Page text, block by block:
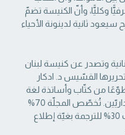
وكليًّا، وأنّ الكنيسة تضمّ
ثانية لدينونة الأحياء
وتصدر عن كنيسة لبنان
القسّيس د. ادكار
ويُعاونه فريق من 40 متطوّعًا من كتّاب وأساتذة لغة
‏وإخراج ومصوّرين وفريق تسويق وإداريّين. تُخصّص المجلّة 70%
من مقالاتها للكتّاب الوطنيّين ‏وتترك 30% للترجمة بغيّة إطلاع